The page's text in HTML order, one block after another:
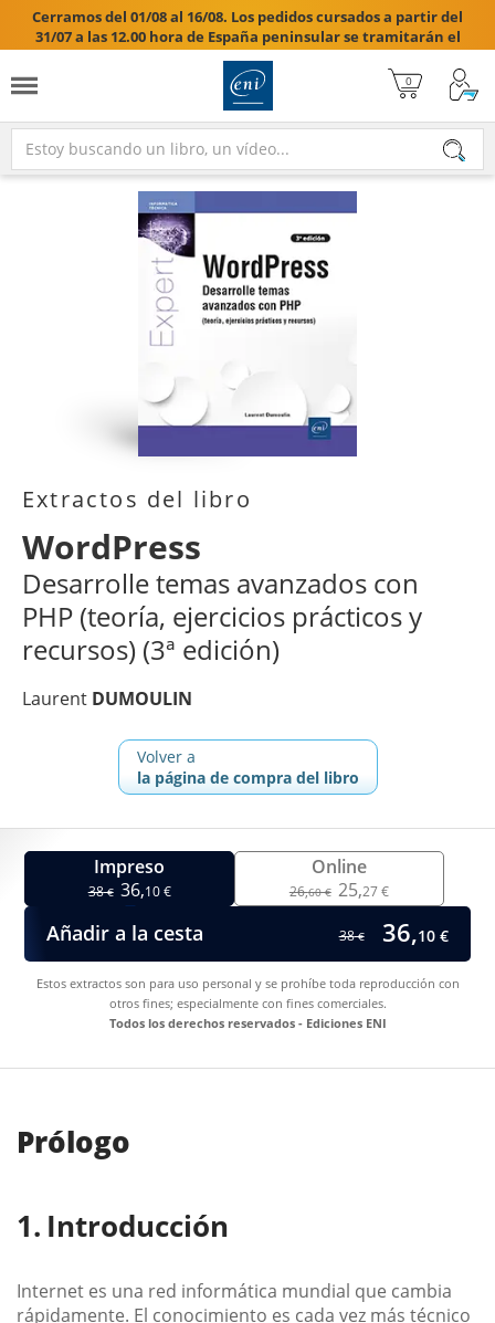
Cerramos del 01/08 al 16/08. Los pedidos cursados a partir del
31/07 a las 12.00 hora de España peninsular se tramitarán el
17/08/2026.

Extractos del libro
WordPress
Desarrolle temas avanzados con
PHP (teoría, ejercicios prácticos y
recursos) (3ª edición)
Laurent DUMOULIN
Volver a
la página de compra del libro
Impreso
38€ 36,10 €
Online
26,60 € 25,27 €
Añadir a la cesta 38€ 36,10 €
Estos extractos son para uso personal y se prohíbe toda reproducción con
otros fines; especialmente con fines comerciales.
Todos los derechos reservados - Ediciones ENI
Prólogo
Introducción
Internet es una red informática mundial que cambia
rápidamente. El conocimiento es cada vez más técnico